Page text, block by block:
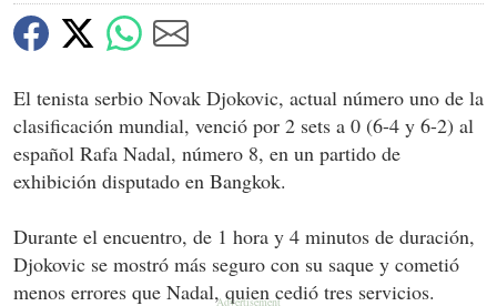
El tenista serbio Novak Djokovic, actual número uno de la
clasificación mundial, venció por 2 sets a 0 (6-4 y 6-2) al
español Rafa Nadal, número 8, en un partido de
exhibición disputado en Bangkok.
Durante el encuentro, de 1 hora y 4 minutos de duración,
Djokovic se mostró más seguro con su saque y cometió
menos errores que Nadal, quien cedió tres servicios.